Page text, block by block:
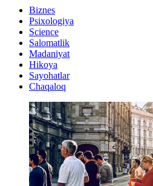
Biznes
Psixologiya
Science
Salomatlik
Madaniyat
Hikoya
Sayohatlar
Chaqaloq